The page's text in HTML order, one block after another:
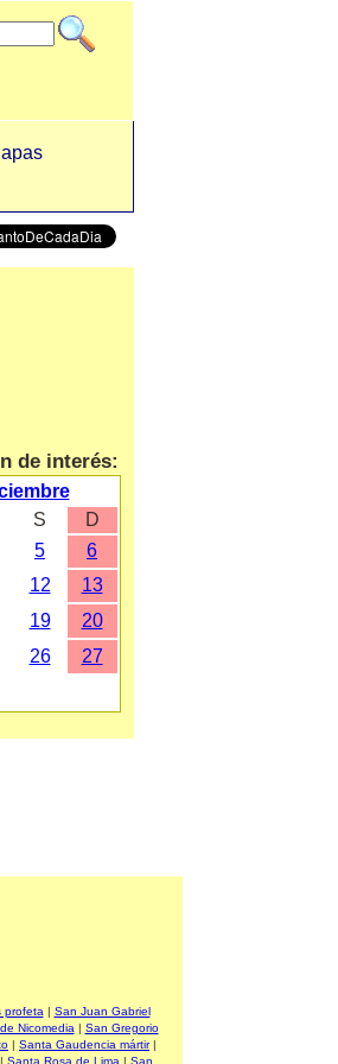
de interés:
S
D
5
6
12
13
19
20
26
27
profeta | San Juan Gabriel
Nicomedia | San Gregorio
| Santa Gaudencia mártir|
Santa Rosa de Lima | San